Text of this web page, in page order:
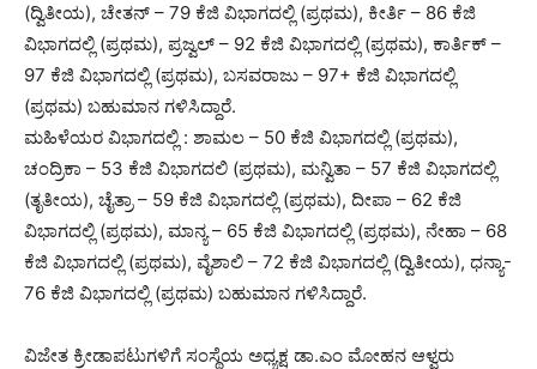
(ದ್ವಿತೀಯ), ಚೇತನ್ – 79 ಕೆಜಿ ವಿಭಾಗದಲ್ಲಿ (ಪ್ರಥಮ), ಕೀರ್ತಿ – 86 ಕೆಜಿ
ವಿಭಾಗದಲ್ಲಿ (ಪ್ರಥಮ), ಪ್ರಜ್ವಲ್ – 92 ಕೆಜಿ ವಿಭಾಗದಲ್ಲಿ (ಪ್ರಥಮ), ಕಾರ್ತಿಕ್ –
97 ಕೆಜಿ ವಿಭಾಗದಲ್ಲಿ (ಪ್ರಥಮ), ಬಸವರಾಜು – 97+ ಕೆಜಿ ವಿಭಾಗದಲ್ಲಿ
(ಪ್ರಥಮ) ಬಹುಮಾನ ಗಳಿಸಿದ್ದಾರೆ.
ಮಹಿಳೆಯರ ವಿಭಾಗದಲ್ಲಿ : ಶಾಮಲ – 50 ಕೆಜಿ ವಿಭಾಗದಲ್ಲಿ (ಪ್ರಥಮ),
ಚಂದ್ರಿಕಾ – 53 ಕೆಜಿ ವಿಭಾಗದಲಿ (ಪ್ರಥಮ), ಮನ್ವಿತಾ – 57 ಕೆಜಿ ವಿಭಾಗದಲ್ಲಿ
(ತೃತೀಯ), ಚೈತ್ರಾ – 59 ಕೆಜಿ ವಿಭಾಗದಲ್ಲಿ (ಪ್ರಥಮ), ದೀಪಾ – 62 ಕೆಜಿ
ವಿಭಾಗದಲ್ಲಿ (ಪ್ರಥಮ), ಮಾನ್ಯ – 65 ಕೆಜಿ ವಿಭಾಗದಲ್ಲಿ (ಪ್ರಥಮ), ನೇಹಾ – 68
ಕೆಜಿ ವಿಭಾಗದಲ್ಲಿ (ಪ್ರಥಮ), ವೈಶಾಲಿ – 72 ಕೆಜಿ ವಿಭಾಗದಲ್ಲಿ (ದ್ವಿತೀಯ), ಧನ್ಯಾ-
76 ಕೆಜಿ ವಿಭಾಗದಲ್ಲಿ (ಪ್ರಥಮ) ಬಹುಮಾನ ಗಳಿಸಿದ್ದಾರೆ.
ವಿಜೇತ ಕ್ರೀಡಾಪಟುಗಳಿಗೆ ಸಂಸ್ಥೆಯ ಅಧ್ಯಕ್ಷ ಡಾ.ಎಂ ಮೋಹನ ಆಳ್ವರು